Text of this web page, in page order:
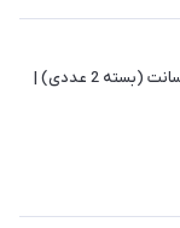
قلاب S شاین تریپ سایز 5.5 سانت (بسته 2 عددی) |